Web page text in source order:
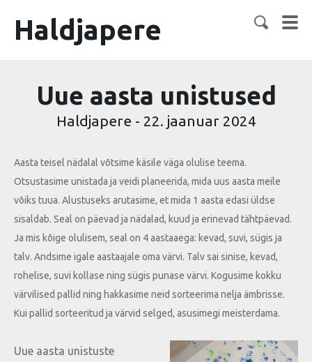
Haldjapere
Uue aasta unistused
Haldjapere - 22. jaanuar 2024
Aasta teisel nädalal võtsime käsile väga olulise teema.
Otsustasime unistada ja veidi planeerida, mida uus aasta meile
võiks tuua. Alustuseks arutasime, et mida 1 aasta edasi üldse
sisaldab. Seal on päevad ja nädalad, kuud ja erinevad tähtpäevad.
Ja mis kõige olulisem, seal on 4 aastaaega: kevad, suvi, sügis ja
talv. Andsime igale aastaajale oma värvi. Talv sai sinise, kevad,
rohelise, suvi kollase ning sügis punase värvi. Kogusime kokku
värvilised pallid ning hakkasime neid sorteerima nelja ämbrisse.
Kui pallid sorteeritud ja värvid selged, asusimegi meisterdama.
Uue aasta unistuste